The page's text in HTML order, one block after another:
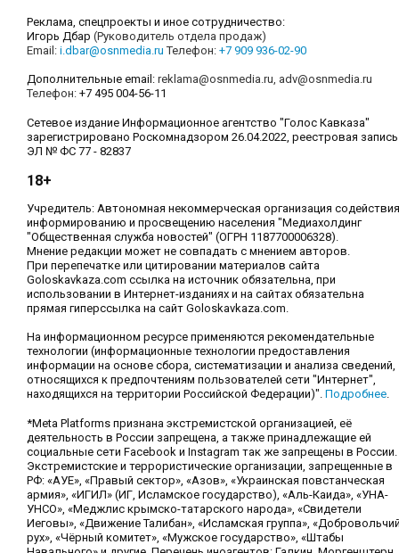
Реклама, спецпроекты и иное сотрудничество:
Игорь Дбар (Руководитель отдела продаж)
Email: i.dbar@osnmedia.ru Телефон: +7 909 936-02-90
Дополнительные email: reklama@osnmedia.ru, adv@osnmedia.ru
Телефон: +7 495 004-56-11
Сетевое издание Информационное агентство "Голос Кавказа"
зарегистрировано Роскомнадзором 26.04.2022, реестровая запись
ЭЛ № ФС 77 - 82837
18+
Учредитель: Автономная некоммерческая организация содействия
информированию и просвещению населения "Медиахолдинг
"Общественная служба новостей" (ОГРН 1187700006328).
Мнение редакции может не совпадать с мнением авторов.
При перепечатке или цитировании материалов сайта
Goloskavkaza.com ссылка на источник обязательна, при
использовании в Интернет-изданиях и на сайтах обязательна
прямая гиперссылка на сайт Goloskavkaza.com.
На информационном ресурсе применяются рекомендательные
технологии (информационные технологии предоставления
информации на основе сбора, систематизации и анализа сведений,
относящихся к предпочтениям пользователей сети "Интернет",
находящихся на территории Российской Федерации)". Подробнее.
*Meta Platforms признана экстремистской организацией, её
деятельность в России запрещена, а также принадлежащие ей
социальные сети Facebook и Instagram так же запрещены в России.
Экстремистские и террористические организации, запрещенные в
РФ: «АУЕ», «Правый сектор», «Азов», «Украинская повстанческая
армия», «ИГИЛ» (ИГ, Исламское государство), «Аль-Каида», «УНА-
УНСО», «Меджлис крымско-татарского народа», «Свидетели
Иеговы», «Движение Талибан», «Исламская группа»,
рух», «Чёрный комитет», «Мужское государство», «Штабы